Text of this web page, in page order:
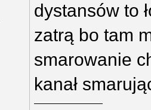
dystansów to
zatrą bo tam
smarowanie
kanał